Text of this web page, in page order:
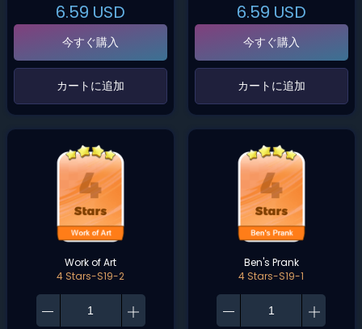
6.59 USD
今すぐ購入
‌カートに追加‌
6.59 USD
今すぐ購入
‌カートに追加‌
Work of Art
4 Stars-S19-2
Ben's Prank
4 Stars-S19-1